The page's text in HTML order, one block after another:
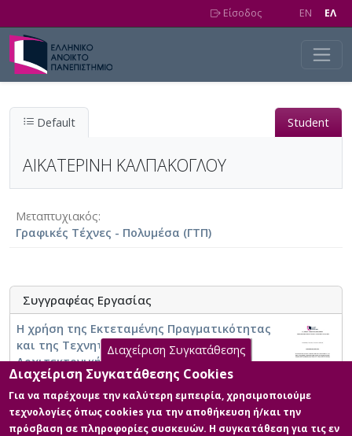
Είσοδος EN EΛ
Default Student
ΑΙΚΑΤΕΡΙΝΗ ΚΑΛΠΑΚΟΓΛΟΥ
Μεταπτυχιακός
Γραφικές Τέχνες - Πολυμέσα (ΓΤΠ)
Συγγραφέας Εργασίας
Η χρήση της Εκτεταμένης Πραγματικότητας
και της Τεχνητής Νοημοσύνης στην
Αρχιτεκτονική: τάσεις, προκλήσεις και
μελλοντικές προοπτικές
Διαχείριση Συγκατάθεσης
Διαχείριση Συγκατάθεσης Cookies
Για να παρέχουμε την καλύτερη εμπειρία, χρησιμοποιούμε
τεχνολογίες όπως cookies για την αποθήκευση ή/και την
πρόσβαση σε πληροφορίες συσκευών. Η συγκατάθεση για τις εν